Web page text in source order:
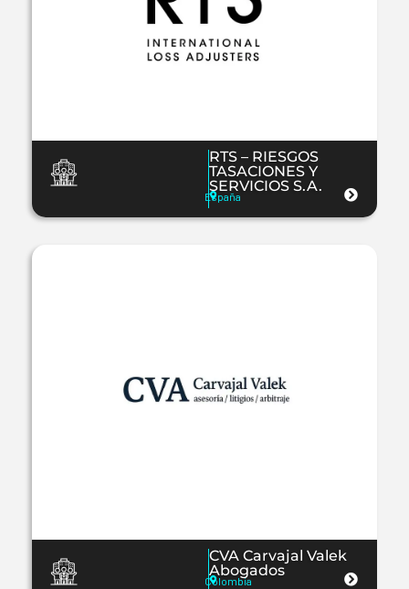
RTS – RIESGOS
TASACIONES Y
SERVICIOS S.A.
España
CVA Carvajal Valek
Abogados
Colombia